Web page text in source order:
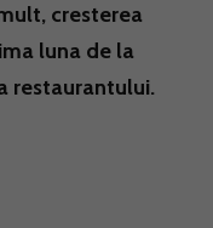
cresterea
luna de la
restaurantului.